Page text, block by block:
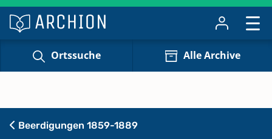
Ortssuche Alle Archive
Beerdigungen 1859-1889